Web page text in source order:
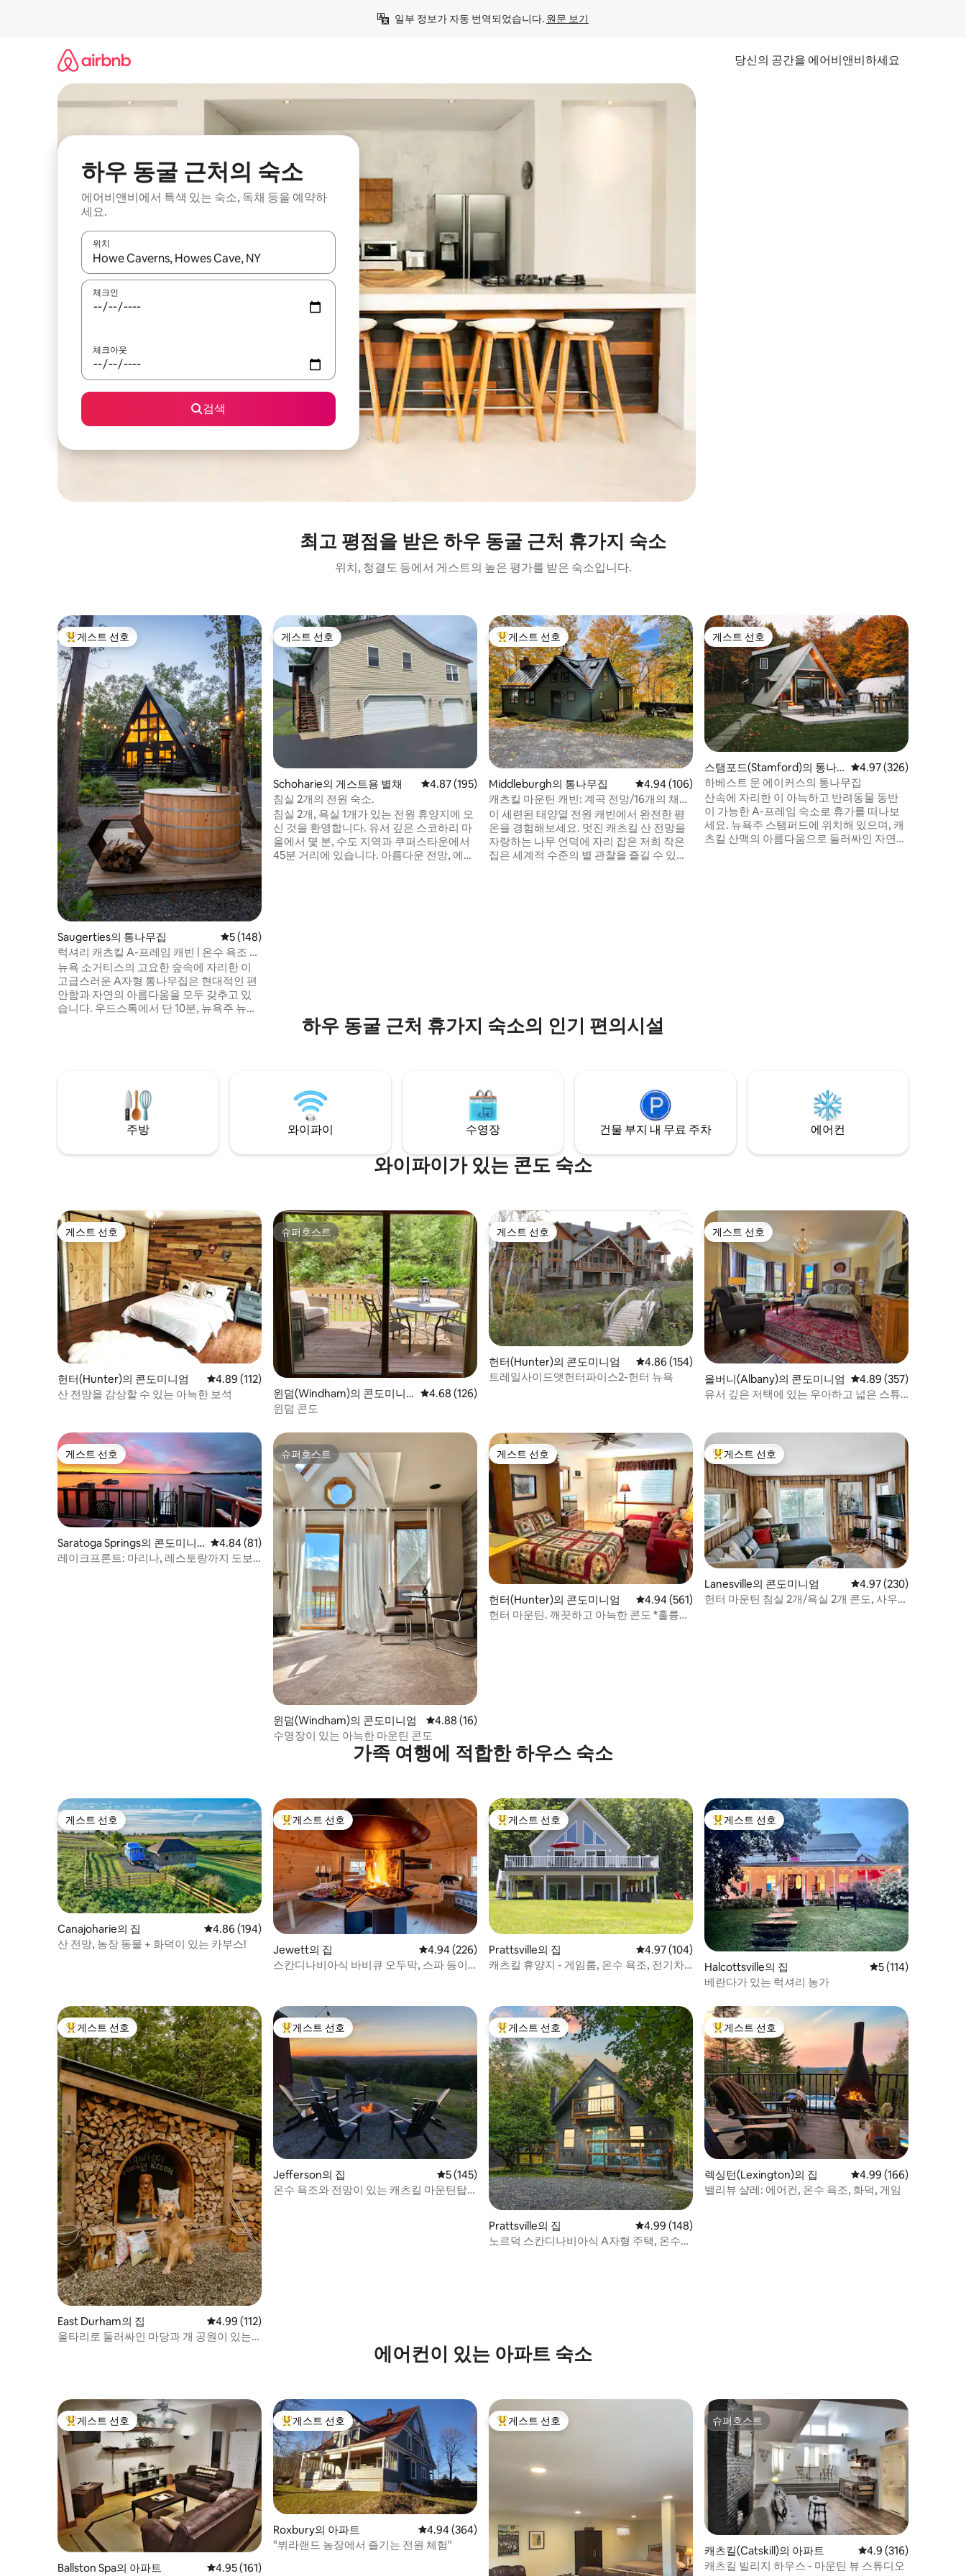
일부 정보가 자동 번역되었습니다. 원문 보기
당신의 공간을 에어비앤비하세요
하우 동굴 근처의 숙소
에어비앤비에서 특색 있는 숙소, 독채 등을 예약하
세요.
위치
결과가 나오면 위·아래 화살표 키를 사용하거나 터치 또는 스와이프 동작으로 탐색하세요.
체크인
체크아웃
검색
최고 평점을 받은 하우 동굴 근처 휴가지 숙소
위치, 청결도 등에서 게스트의 높은 평가를 받은 숙소입니다.
상위 게스트 선호
게스트 선호
Saugerties의 통나무집 평점 5점(5점 만점), 후기 148개
5 (148)
럭셔리 캐츠킬 A-프레임 캐빈 | 온수 욕조 및
사우나
뉴욕 소거티스의 고요한 숲속에 자리한 이
고급스러운 A자형 통나무집은 현대적인 편
안함과 자연의 아름다움을 모두 갖추고 있
습니다. 우드스톡에서 단 10분, 뉴욕주 뉴욕
는 온수 욕조 및 사우나가 있습니다. 반려견
친화적! 캐츠킬의 하이킹, 스키, 최고의 식사
장소 근처에 있는 아늑하고 세련된 휴양지
타그램 'highwoodsaframe'을 방문하세요!
게스트 선호
게스트 선호
Schoharie의 게스트용 별채 평점 4.87점(5점 만점), 후기 195개
4.87 (195)
침실 2개의 전원 숙소.
침실 2개, 욕실 1개가 있는 전원 휴양지에 오
신 것을 환영합니다. 유서 깊은 스코하리 마
을에서 몇 분, 수도 지역과 쿠퍼스타운에서
45분 거리에 있습니다. 아름다운 전망, 에어
상위 게스트 선호
게스트 선호
Middleburgh의 통나무집 평점 4.94점(5점 만점), 후기 106개
4.94 (106)
캐츠킬 마운틴 캐빈: 계곡 전망/16개의 채광
창
이 세련된 태양열 전원 캐빈에서 완전한 평
온을 경험해보세요. 멋진 캐츠킬 산 전망을
자랑하는 나무 언덕에 자리 잡은 저희 작은
집은 세계적 수준의 별 관찰을 즐길 수 있는
게스트 선호
게스트 선호
스탬포드(Stamford)의 통나
무집
평점 4.97점(5점 만점),
4.97 (326)
하베스트 문 에이커스의 통나무집
산속에 자리한 이 아늑하고 반려동물 동반
이 가능한 A-프레임 숙소로 휴가를 떠나보
세요. 뉴욕주 스탬퍼드에 위치해 있으며, 캐
츠킬 산맥의 아름다움으로 둘러싸인 자연
하우 동굴 근처 휴가지 숙소의 인기 편의시설
주방 와이파이 수영장 건물 부지 내 무료 주차 에어컨
와이파이가 있는 콘도 숙소
게스트 선호
게스트 선호
헌터(Hunter)의 콘도미니엄 평점 4.89점(5점 만점), 후기 112개
4.89 (112)
산 전망을 감상할 수 있는 아늑한 보석
슈퍼호스트
슈퍼호스트
윈덤(Windham)의 콘도미니
엄
평점 4.68점(5점 만점), 후기 126개
4.68 (126)
윈덤 콘도
게스트 선호
게스트 선호
헌터(Hunter)의 콘도미니엄 평점 4.86점(5점 만점), 후기 154개
4.86 (154)
트레일사이드앳헌터파이스2-헌터 뉴욕
게스트 선호
게스트 선호
올버니(Albany)의 콘도미니엄 평점 4.89점(5점 만점),
4.89 (357)
유서 깊은 저택에 있는 우아하고 넓은 스튜
게스트 선호
게스트 선호
Saratoga Springs의 콘도미니
엄
평점 4.84점(5점 만점), 후기 81개
4.84 (81)
레이크프론트: 마리나, 레스토랑까지 도보,
슈퍼호스트
슈퍼호스트
윈덤(Windham)의 콘도미니엄 평점 4.88점(5점 만점), 후기 16개
4.88 (16)
수영장이 있는 아늑한 마운틴 콘도
게스트 선호
게스트 선호
헌터(Hunter)의 콘도미니엄 평점 4.94점(5점 만점), 후기 561개
4.94 (561)
헌터 마운틴. 깨끗하고 아늑한 콘도 *훌륭한
상위 게스트 선호
게스트 선호
Lanesville의 콘도미니엄 평점 4.97점(5점 만점),
4.97 (230)
헌터 마운틴 침실 2개/욕실 2개 콘도, 사우
가족 여행에 적합한 하우스 숙소
게스트 선호
게스트 선호
Canajoharie의 집 평점 4.86점(5점 만점), 후기 194개
4.86 (194)
산 전망, 농장 동물 + 화덕이 있는 카부스!
상위 게스트 선호
게스트 선호
Jewett의 집 평점 4.94점(5점 만점), 후기 226개
4.94 (226)
스칸디나비아식 바비큐 오두막, 스파 등이
상위 게스트 선호
게스트 선호
Prattsville의 집 평점 4.97점(5점 만점), 후기 104개
4.97 (104)
캐츠킬 휴양지 - 게임룸, 온수 욕조, 전기차
상위 게스트 선호
게스트 선호
Halcottsville의 집 평점 5점(5점 만점),
5 (114)
베란다가 있는 럭셔리 농가
상위 게스트 선호
게스트 선호
East Durham의 집 평점 4.99점(5점 만점), 후기 112개
4.99 (112)
울타리로 둘러싸인 마당과 개 공원이 있는
상위 게스트 선호
게스트 선호
Jefferson의 집 평점 5점(5점 만점), 후기 145개
5 (145)
온수 욕조와 전망이 있는 캐츠킬 마운틴탑
상위 게스트 선호
게스트 선호
Prattsville의 집 평점 4.99점(5점 만점), 후기 148개
4.99 (148)
노르덕 스칸디나비아식 A자형 주택, 온수
상위 게스트 선호
게스트 선호
렉싱턴(Lexington)의 집 평점 4.99점(5점 만점),
4.99 (166)
밸리뷰 샬레: 에어컨, 온수 욕조, 화덕, 게임
에어컨이 있는 아파트 숙소
상위 게스트 선호
게스트 선호
Ballston Spa의 아파트 평점 4.95점(5점 만점), 후기 161개
4.95 (161)
상위 게스트 선호
게스트 선호
Roxbury의 아파트 평점 4.94점(5점 만점), 후기 364개
4.94 (364)
"뷔라랜드 농장에서 즐기는 전원 체험"
상위 게스트 선호
게스트 선호 슈퍼호스트
슈퍼호스트
캐츠킬(Catskill)의 아파트 평점 4.9점(5점 만점),
4.9 (316)
캐츠킬 빌리지 하우스 - 마운틴 뷰 스튜디오